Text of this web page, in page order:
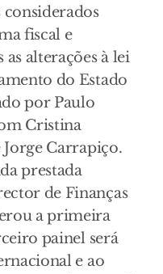
considerados
fiscal e
alterações à lei
do Estado
por Paulo
Cristina
Jorge Carrapiço.
prestada
de Finanças
a primeira
painel será
e ao